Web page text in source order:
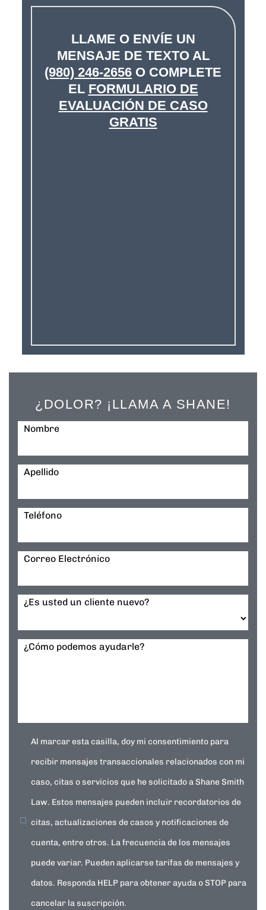
LLAME O ENVÍE UN
MENSAJE DE TEXTO AL
(980) 246-2656 O COMPLETE
EL FORMULARIO DE
EVALUACIÓN DE CASO
GRATIS
¿DOLOR? ¡LLAMA A SHANE!
Nombre
Apellido
Teléfono
Correo Electrónico
¿Es usted un cliente nuevo?
¿Cómo podemos ayudarle?
Al marcar esta casilla, doy mi consentimiento para
recibir mensajes transaccionales relacionados con mi
caso, citas o servicios que he solicitado a Shane Smith
Law. Estos mensajes pueden incluir recordatorios de
citas, actualizaciones de casos y notificaciones de
cuenta, entre otros. La frecuencia de los mensajes
puede variar. Pueden aplicarse tarifas de mensajes y
datos. Responda HELP para obtener ayuda o STOP para
cancelar la suscripción.